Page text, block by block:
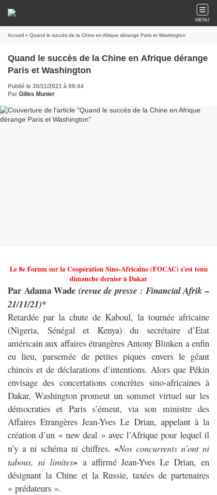
MENU
Accueil » Quand le succès de la Chine en Afrique dérange Paris et Washington
Quand le succès de la Chine en Afrique dérange
Paris et Washington
Publié le 30/11/2021 à 09:44
Par Gilles Munier
Le 8e Forum sur la Coopération Sino-Africaine (FOCAC) s'est tenu
dimanche dernier à Dakar
Par Adama Wade (revue de presse : Financial Afrik –
21/11/21)*
Retardée par la chute de Kaboul, la tournée africaine
(Nigeria, Sénégal et Kenya) du secrétaire d’Etat
américain aux affaires étrangères Antony Blinken a enfin
eu lieu, parsemée de petites piques envers le géant
chinois et de déclarations d’intentions. Alors que Pékin
envisage des concertations concrètes sino-africaines à
Dakar, Washington promeut un sommet virtuel sur les
démocraties et Paris s’émeut, via son ministre des
Affaires Etrangères Jean-Yves Le Drian, appelant à la
création d’un « new deal » avec l’Afrique pour lequel il
n’y a ni schéma ni chiffres. «Nos concurrents n’ont ni
tabous, ni limites» a affirmé Jean-Yves Le Drian, en
désignant la Chine et la Russie, taxées de partenaires
« prédateurs ».